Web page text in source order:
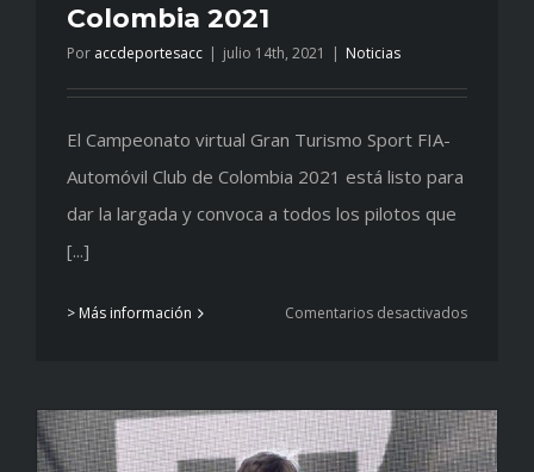
Colombia 2021
Por accdeportesacc | julio 14th, 2021 | Noticias
El Campeonato virtual Gran Turismo Sport FIA-
Automóvil Club de Colombia 2021 está listo para
dar la largada y convoca a todos los pilotos que
[...]
> Más información Comentarios desactivadosen
virtual